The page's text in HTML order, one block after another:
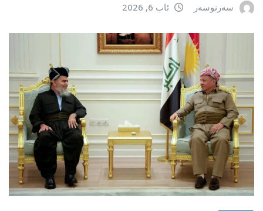
سەرنوسەر ئاب 6, 2026